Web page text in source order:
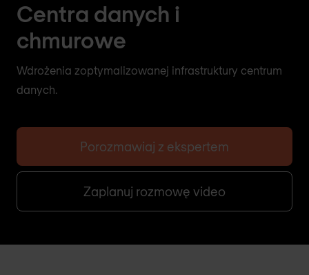
Centra danych i
chmurowe
Wdrożenia zoptymalizowanej infrastruktury centrum
danych.
Porozmawiaj z ekspertem
Zaplanuj rozmowę video